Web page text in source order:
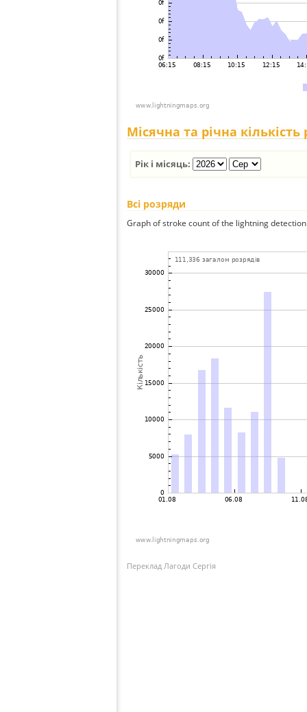
Місячна та річна кількість
Рік і місяць:
Всі розряди
Graph of stroke count of the lightning
Переклад Лагоди Сергія